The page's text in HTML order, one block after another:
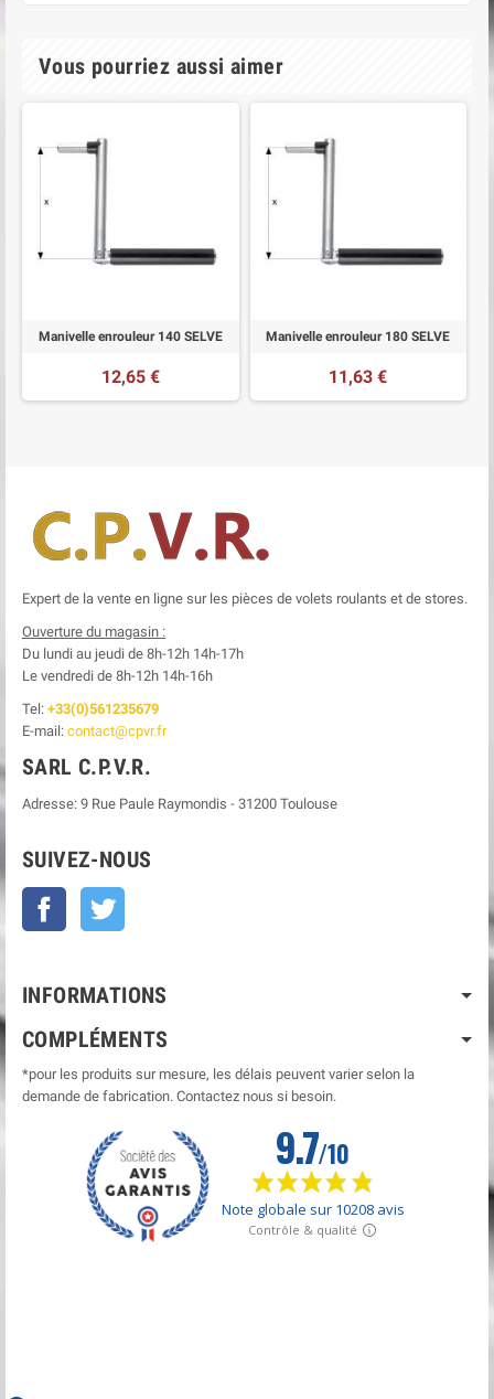
Vous pourriez aussi aimer
Manivelle enrouleur 140 SELVE
12,65 €
Manivelle enrouleur 180 SELVE
11,63 €
Expert de la vente en ligne sur les pièces de volets roulants et de stores.
Ouverture du magasin :
Du lundi au jeudi de 8h-12h 14h-17h
Le vendredi de 8h-12h 14h-16h
Tel: +33(0)561235679
E-mail: contact@cpvr.fr
SARL C.P.V.R.
Adresse: 9 Rue Paule Raymondis - 31200 Toulouse
SUIVEZ-NOUS
Facebook
INFORMATIONS
COMPLÉMENTS
*pour les produits sur mesure, les délais peuvent varier selon la
demande de fabrication. Contactez nous si besoin.